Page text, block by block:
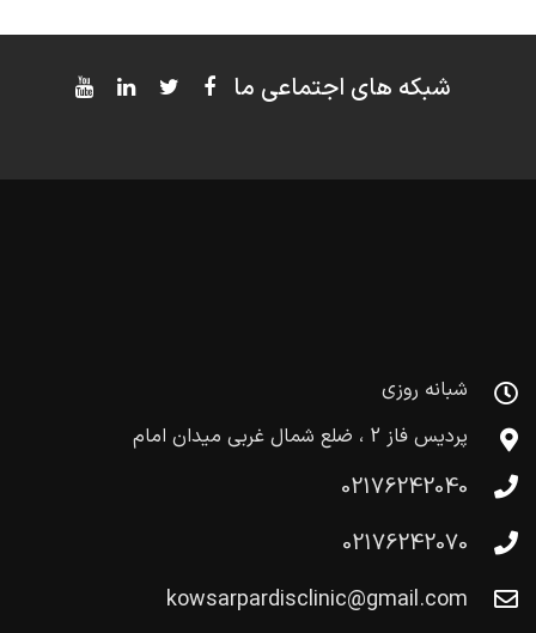
شبکه های اجتماعی ما
شبانه روزی
پردیس فاز 2 ، ضلع شمال غربی میدان امام
02176242040
02176242070
kowsarpardisclinic@gmail.com